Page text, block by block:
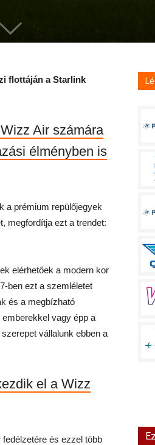
flottáján a Starlink
Air számára
élményben is
a prémium repülőjegyek
megfordítja ezt a trendet:
elérhetőek a modern kor
ben ezt a szemléletet
és a megbízható
vagy épp a
vállalunk ebben a
el a Wizz
és ezzel több